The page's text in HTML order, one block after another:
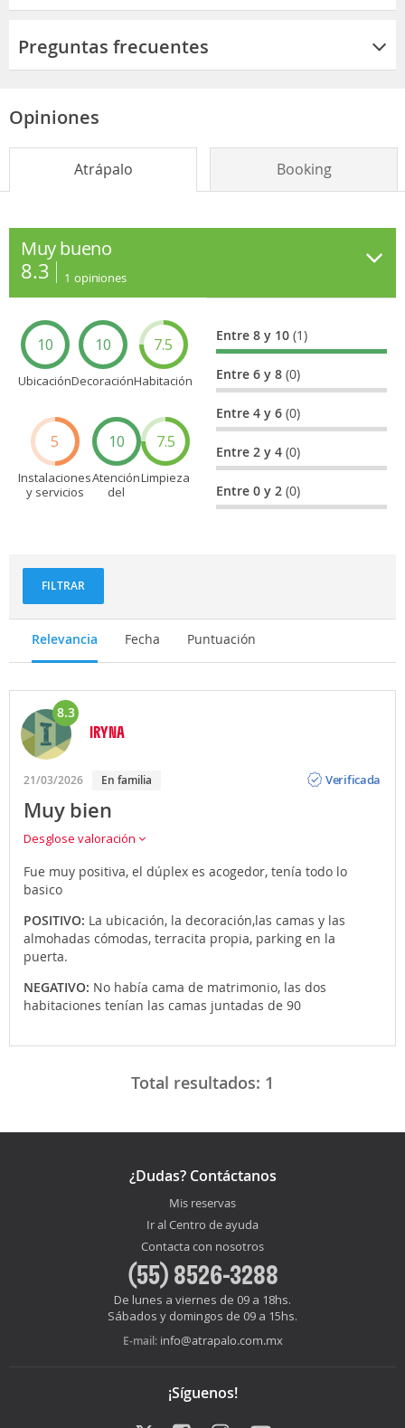
Preguntas frecuentes
Opiniones
Atrápalo Booking
Muy bueno
8.3 1 opiniones
10
Ubicación
10
Decoración
7.5
Habitación
5
Instalaciones
y servicios
10
Atención
del
7.5
Limpieza
Entre 8 y 10(1)
Entre 6 y 8(0)
Entre 4 y 6(0)
Entre 2 y 4(0)
Entre 0 y 2(0)
FILTRAR
Relevancia Fecha Puntuación
8.3
IRYNA
21/03/2026 En familia
Verificada
Muy bien
Desglose valoración
Fue muy positiva, el dúplex es acogedor, tenía todo lo
basico
POSITIVO: La ubicación, la decoración,las camas y las
almohadas cómodas, terracita propia, parking en la
puerta.
NEGATIVO: No había cama de matrimonio, las dos
habitaciones tenían las camas juntadas de 90
Total resultados: 1
¿Dudas? Contáctanos
Mis reservas
Ir al Centro de ayuda
Contacta con nosotros
(55) 8526-3288
De lunes a viernes de 09 a 18hs.
Sábados y domingos de 09 a 15hs.
E-mail: info@atrapalo.com.mx
¡Síguenos!